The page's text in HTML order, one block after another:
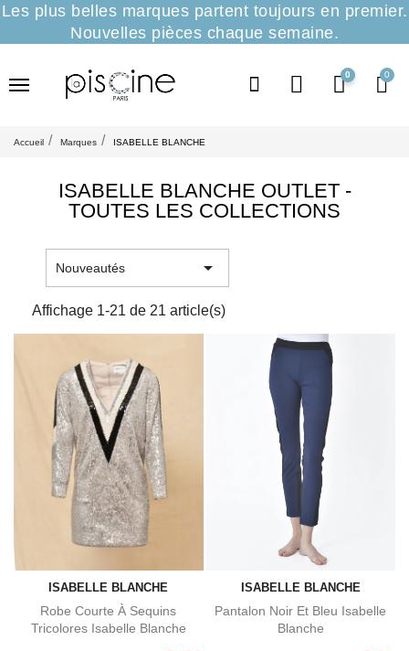
Les plus belles marques partent toujours en premier.
Nouvelles pièces chaque semaine.
0
Accueil Marques ISABELLE BLANCHE
ISABELLE BLANCHE OUTLET -
TOUTES LES COLLECTIONS
Nouveautés 
Affichage 1-21 de 21 article(s)
ISABELLE BLANCHE
Robe Courte À Sequins
Tricolores Isabelle Blanche
ISABELLE BLANCHE
Pantalon Noir Et Bleu Isabelle
Blanche